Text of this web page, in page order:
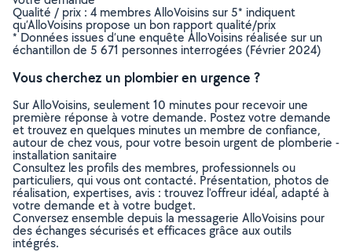
Qualité / prix : 4 membres AlloVoisins sur 5* indiquent
qu’AlloVoisins propose un bon rapport qualité/prix
* Données issues d’une enquête AlloVoisins réalisée sur un
échantillon de 5 671 personnes interrogées (Février 2024)
Vous cherchez un plombier en urgence ?
Sur AlloVoisins, seulement 10 minutes pour recevoir une
première réponse à votre demande. Postez votre demande
et trouvez en quelques minutes un membre de confiance,
autour de chez vous, pour votre besoin urgent de plomberie -
installation sanitaire
Consultez les profils des membres, professionnels ou
particuliers, qui vous ont contacté. Présentation, photos de
réalisation, expertises, avis : trouvez l'offreur idéal, adapté à
votre demande et à votre budget.
Conversez ensemble depuis la messagerie AlloVoisins pour
des échanges sécurisés et efficaces grâce aux outils
intégrés.